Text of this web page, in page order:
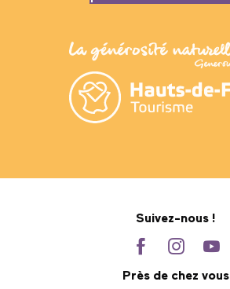
Suivez-nous !
Près de chez vous